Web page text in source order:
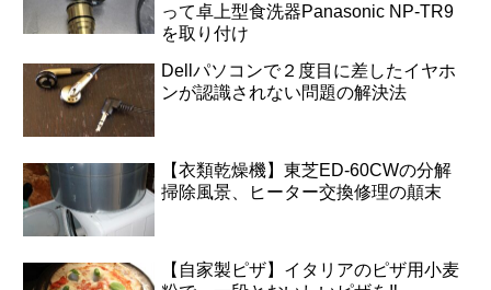
って卓上型食洗器Panasonic NP-TR9
を取り付け
Dellパソコンで２度目に差したイヤホ
ンが認識されない問題の解決法
【衣類乾燥機】東芝ED-60CWの分解
掃除風景、ヒーター交換修理の顛末
【自家製ピザ】イタリアのピザ用小麦